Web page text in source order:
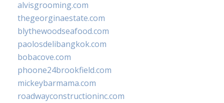
alvisgrooming.com
thegeorginaestate.com
blythewoodseafood.com
paolosdelibangkok.com
bobacove.com
phoone24brookfield.com
mickeybarmama.com
roadwayconstructioninc.com